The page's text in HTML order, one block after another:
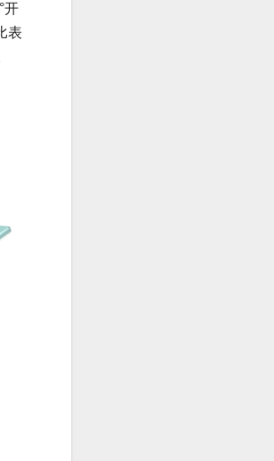
开
表